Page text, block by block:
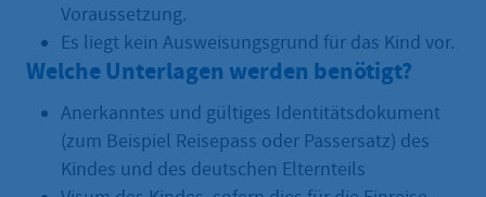
Voraussetzung.
Es liegt kein Ausweisungsgrund für das Kind vor.
Welche Unterlagen werden benötigt?
Anerkanntes und gültiges Identitätsdokument
(zum Beispiel Reisepass oder Passersatz) des
Kindes und des deutschen Elternteils